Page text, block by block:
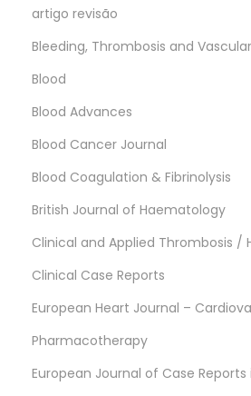
artigo revisão
Bleeding, Thrombosis and
Blood
Blood Advances
Blood Cancer Journal
Blood Coagulation & Fibrinolysis
British Journal of Haematology
Clinical and Applied Thrombosis /
Clinical Case Reports
European Heart Journal –
Pharmacotherapy
European Journal of Case